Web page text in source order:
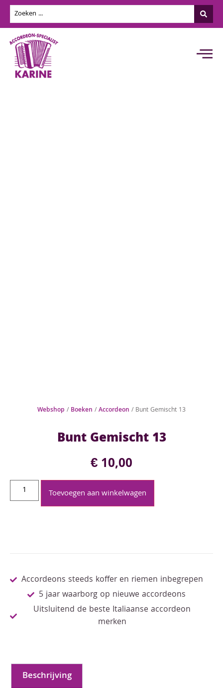
Webshop / Boeken /Accordeon / Bunt Gemischt 13
Bunt Gemischt 13
€10,00
Toevoegen aan winkelwagen
Accordeons steeds koffer en riemen inbegrepen
5 jaar waarborg op nieuwe accordeons
Uitsluitend de beste Italiaanse accordeon
merken
Beschrijving